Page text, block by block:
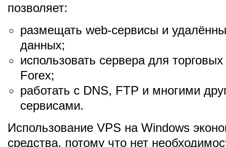
позволяет:
размещать web-сервисы и
данных;
использовать сервера для
Forex;
работать с DNS, FTP и многими
сервисами.
Использование VPS на Windows
средства, потому что нет